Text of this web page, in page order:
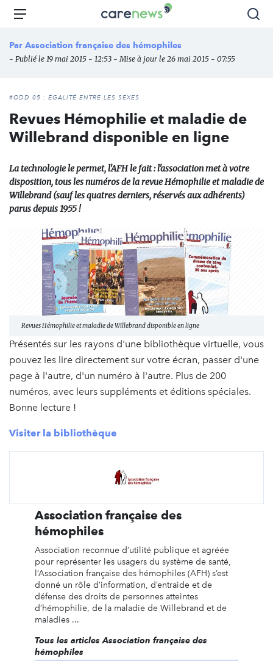
Aller
principal
Carenews,
média
des
l'engagement
Menu
Par Association française des hémophiles
- Publié le 19 mai 2015 - 12:53 - Mise à jour le 26 mai 2015 - 07:55
#ODD 05 : ÉGALITÉ ENTRE LES SEXES
Revues Hémophilie et maladie de
Willebrand disponible en ligne
La technologie le permet, l'AFH le fait : l'association met à votre
disposition, tous les numéros de la revue Hémophilie et maladie de
Willebrand (sauf les quatres derniers, réservés aux adhérents)
parus depuis 1955 !
Revues Hémophilie et maladie de Willebrand disponible en ligne
Présentés sur les rayons d'une bibliothèque virtuelle, vous
pouvez les lire directement sur votre écran, passer d'une
page à l'autre, d'un numéro à l'autre. Plus de 200
numéros, avec leurs suppléments et éditions spéciales.
Bonne lecture !
Visiter la bibliothèque
Association française des
hémophiles
Association reconnue d’utilité publique et agréée
pour représenter les usagers du système de santé,
l’Association française des hémophiles (AFH) s’est
donné un rôle d’information, d’entraide et de
défense des droits de personnes atteintes
d’hémophilie, de la maladie de Willebrand et de
maladies ...
Tous les articles Association française des
hémophiles